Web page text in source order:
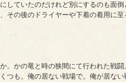
していたのだけれど別にするのも面倒
その後のドライヤーや下着の着用に
。かの竜と時の狭間にて行われた戦闘
つも。俺の居ない戦場で。俺が居な